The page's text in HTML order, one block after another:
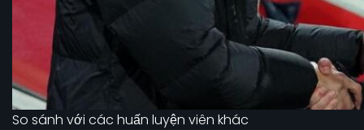
So sánh với các huấn luyện viên khác